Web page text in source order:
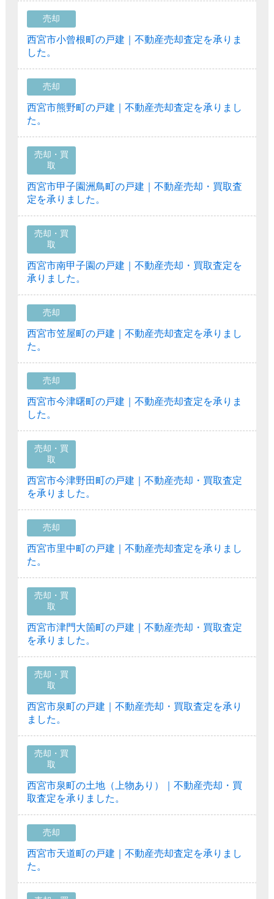
売却
西宮市小曾根町の戸建｜不動産売却査定を承りま
した。
売却
西宮市熊野町の戸建｜不動産売却査定を承りまし
た。
売却・買
取
西宮市甲子園洲鳥町の戸建｜不動産売却・買取査
定を承りました。
売却・買
取
西宮市南甲子園の戸建｜不動産売却・買取査定を
承りました。
売却
西宮市笠屋町の戸建｜不動産売却査定を承りまし
た。
売却
西宮市今津曙町の戸建｜不動産売却査定を承りま
した。
売却・買
取
西宮市今津野田町の戸建｜不動産売却・買取査定
を承りました。
売却
西宮市里中町の戸建｜不動産売却査定を承りまし
た。
売却・買
取
西宮市津門大箇町の戸建｜不動産売却・買取査定
を承りました。
売却・買
取
西宮市泉町の戸建｜不動産売却・買取査定を承り
ました。
売却・買
取
西宮市泉町の土地（上物あり）｜不動産売却・買
取査定を承りました。
売却
西宮市天道町の戸建｜不動産売却査定を承りまし
た。